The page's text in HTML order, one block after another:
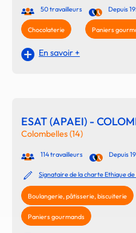
50 travailleurs Depuis
Chocolaterie Paniers
En savoir +
ESAT (APAEI) -
Colombelles (14)
114 travailleurs Depuis
Signataire de la charte Ethique
Boulangerie, pâtisserie, biscuiterie
Paniers gourmands